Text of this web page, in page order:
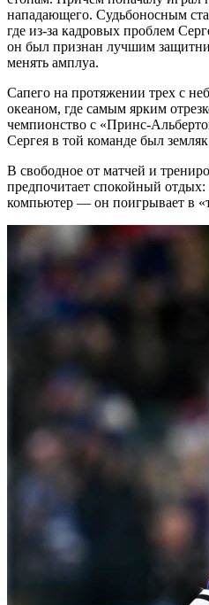
нападающего. Судьбоносным
где из-за кадровых проблем
он был признан лучшим
менять амплуа.
Сапего на протяжении трех с
океаном, где самым ярким
чемпионство с «Принс-
Сергея в той команде был
В свободное от матчей и
предпочитает спокойный
компьютер — он поигрывает в